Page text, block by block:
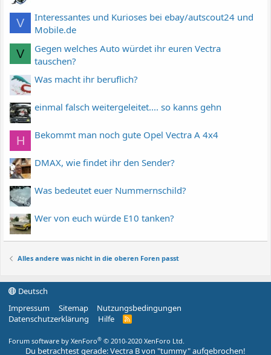
V
Interessantes und Kurioses bei ebay/autscout24 und
Mobile.de
V
Gegen welches Auto würdet ihr euren Vectra
tauschen?
Was macht ihr beruflich?
einmal falsch weitergeleitet.... so kanns gehn
H Bekommt man noch gute Opel Vectra A 4x4
DMAX, wie findet ihr den Sender?
Was bedeutet euer Nummernschild?
Wer von euch würde E10 tanken?
Alles andere was nicht in die oberen Foren passt
Deutsch
Impressum
Sitemap
Nutzungsbedingungen
Datenschutzerklärung
Hilfe
R
Forum software by XenForo® © 2010-2020 XenForo Ltd.
Du betrachtest gerade: Vectra B von "tummy" aufgebrochen!